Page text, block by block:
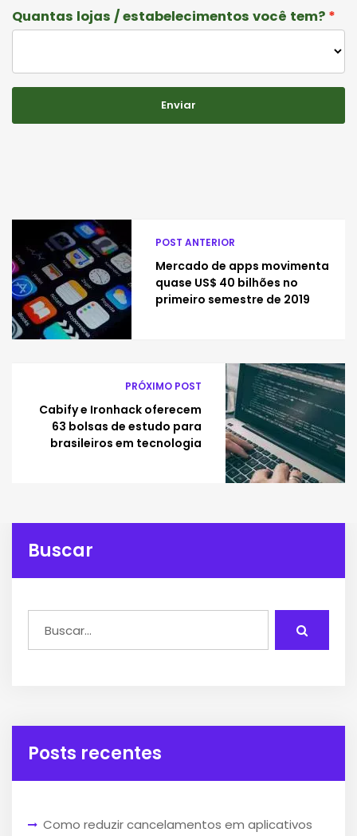
Quantas lojas / estabelecimentos você tem?
Enviar
POST ANTERIOR
Mercado de apps movimenta
quase US$ 40 bilhões no
primeiro semestre de 2019
PRÓXIMO POST
Cabify e Ironhack oferecem
63 bolsas de estudo para
brasileiros em tecnologia
Buscar
Posts recentes
Como reduzir cancelamentos em aplicativos